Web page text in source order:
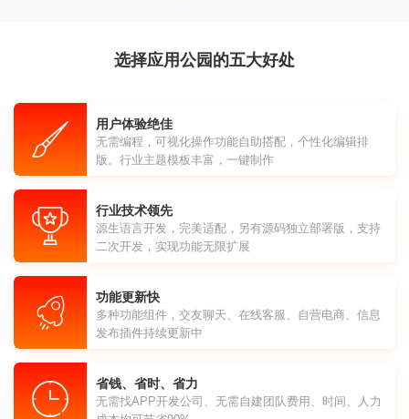
选择应用公园的五大好处
用户体验绝佳
无需编程，可视化操作功能自助搭配，个性化编辑排
版。行业主题模板丰富，一键制作
行业技术领先
源生语言开发，完美适配，另有源码独立部署版，支持
二次开发，实现功能无限扩展
功能更新快
多种功能组件，交友聊天、在线客服、自营电商、信息
发布插件持续更新中
省钱、省时、省力
无需找APP开发公司、无需自建团队费用、时间、人力